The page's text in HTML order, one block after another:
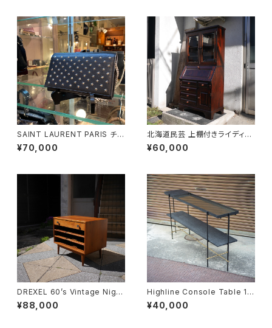
SAINT LAURENT PARIS チェ
ーンショルダーウォレット
¥70,000
北海道民芸 上棚付きライディン
グビューロー
¥60,000
DREXEL 60’s Vintage Night
table
¥88,000
Highline Console Table 18
0
¥40,000